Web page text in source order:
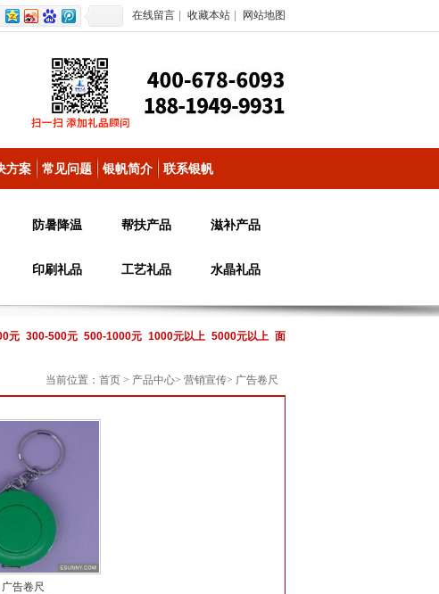
在线留言 收藏本站 网站地图
方案 常见问题 银帆简介 联系银帆
防暑降温 帮扶产品 滋补产品
印刷礼品 工艺礼品 水晶礼品
元 300-500元 500-1000元 1000元以上 5000元以上 面
当前位置： 首页 > 产品中心> 营销宣传> 广告卷尺
广告卷尺